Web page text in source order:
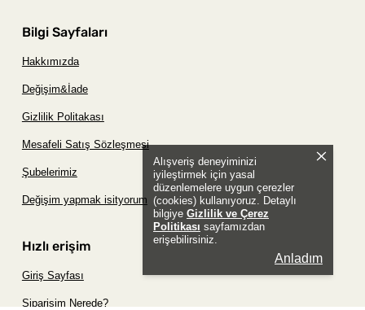
Alışveriş deneyiminizi
iyileştirmek için yasal
düzenlemelere uygun çerezler
(cookies) kullanıyoruz. Detaylı
bilgiye Gizlilik ve Çerez
Politikası sayfamızdan
erişebilirsiniz.
Anladım
Bilgi Sayfaları
Hakkımızda
Değişim&İade
Gizlilik Politakası
Mesafeli Satış Sözleşmesi
Şubelerimiz
Değişim yapmak isityorum
Hızlı erişim
Giriş Sayfası
Siparişim Nerede?